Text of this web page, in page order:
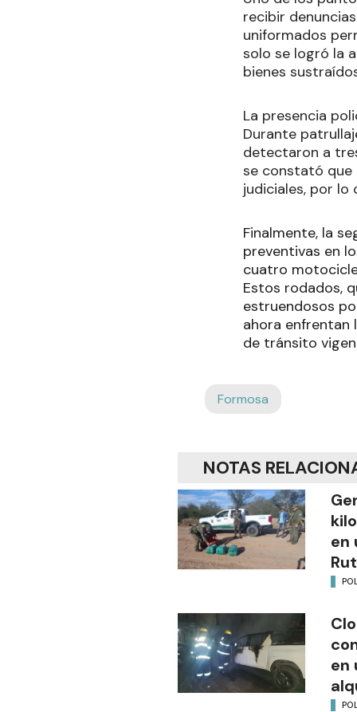
recibir
uniformados
solo se logró la
bienes
La presencia
Durante
detectaron a
se constató que
judiciales, por
Finalmente, la
preventivas en
cuatro
Estos rodados,
estruendosos
ahora enfrentan
de tránsito
Formosa
NOTAS
en
en